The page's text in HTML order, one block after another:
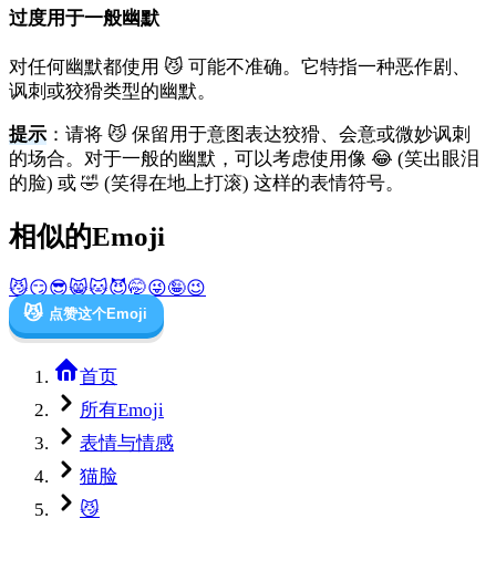
过度用于一般幽默
对任何幽默都使用 😼 可能不准确。它特指一种恶作剧、
讽刺或狡猾类型的幽默。
提示 ：请将 😼 保留用于意图表达狡猾、会意或微妙讽刺
的场合。对于一般的幽默，可以考虑使用像 😂 (笑出眼泪
的脸) 或 🤣 (笑得在地上打滚) 这样的表情符号。
相似的Emoji
😼😏😎😸🐱😈🤭😜🤪😉
😼 点赞这个Emoji
首页
所有Emoji
表情与情感
猫脸
😼